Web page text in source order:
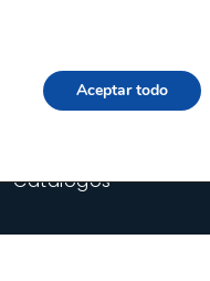
Catálogos
Aceptar todo